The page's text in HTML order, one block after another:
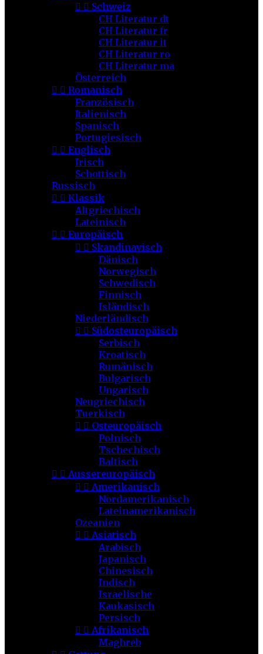
  Schweiz
CH Literatur dt
CH Literatur fr
CH Literatur it
CH Literatur ro
CH Literatur ma
Österreich
  Romanisch
Französisch
Italienisch
Spanisch
Portugiesisch
  Englisch
Irisch
Schottisch
Russisch
  Klassik
Altgriechisch
Lateinisch
  Europäisch
  Skandinavisch
Dänisch
Norwegisch
Schwedisch
Finnisch
Isländisch
Niederländisch
  Südosteuropäisch
Serbisch
Kroatisch
Rumänisch
Bulgarisch
Ungarisch
Neugriechisch
Tuerkisch
  Osteuropäisch
Polnisch
Tschechisch
Baltisch
  Aussereuropäisch
  Amerikanisch
Nordamerikanisch
Lateinamerikanisch
Ozeanien
  Asiatisch
Arabisch
Japanisch
Chinesisch
Indisch
Israelische
Kaukasisch
Persisch
  Afrikanisch
Maghreb